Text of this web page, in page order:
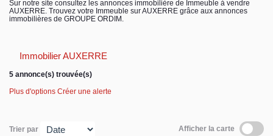
Immobilier pro
Syndic
Espace client
Sur notre site consultez les annonces immobilière de Immeuble à vendre
AUXERRE. Trouvez votre Immeuble sur AUXERRE grâce aux annonces
immobilières de GROUPE ORDIM.
Immobilier AUXERRE
5 annonce(s) trouvée(s)
Plus d'options Créer une alerte
Trier par Afficher la carte